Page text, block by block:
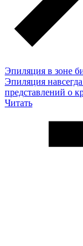
Эпиляция в зоне
Эпиляция
представлений о
Читать